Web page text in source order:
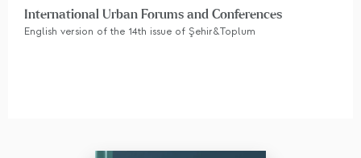
International Urban Forums and Conferences
English version of the 14th issue of Şehir&Toplum